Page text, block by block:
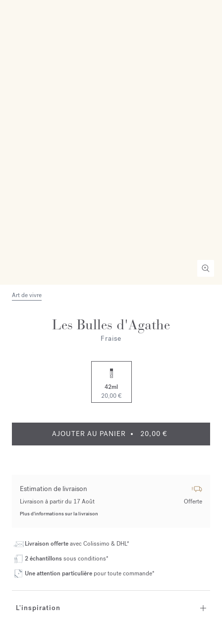
Art de vivre
Les Bulles d'Agathe
Fraise
42ml
20,00 €
AJOUTER AU PANIER 20,00 €
Estimation de livraison
Livraison à partir du 17 Août Offerte
Plus d’informations sur la livraison
Livraison offerteavec Colissimo & DHL*
2 échantillonssous conditions*
Une attention particulière pour toute commande*
L'inspiration